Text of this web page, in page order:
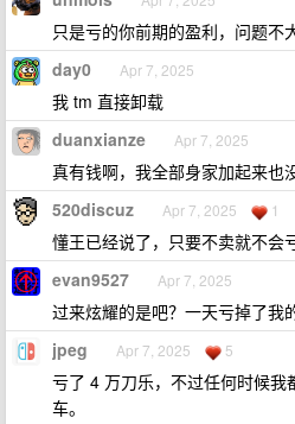
只是亏的你前期的盈利，问题不
day0 Apr 7, 2025
我 tm 直接卸载
duanxianze Apr 7, 2025
真有钱啊，我全部身家加起来也
520discuz Apr 7, 2025 1
懂王已经说了，只要不卖就不会
evan9527 Apr 7, 2025
过来炫耀的是吧？一天亏掉了我
jpeg Apr 7, 2025 5
亏了 4 万刀乐，不过任何时候
车。